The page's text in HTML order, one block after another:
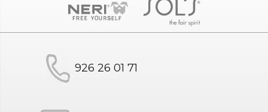
926 26 01 71